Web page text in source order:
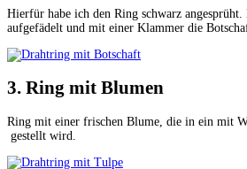
Hierfür habe ich den Ring schwarz
aufgefädelt und mit einer Klammer die
3. Ring mit Blumen
Ring mit einer frischen Blume, die in ein mit
gestellt wird.